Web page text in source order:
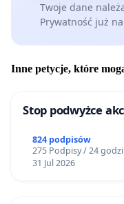
Twoje dane
Prywatność już
Inne petycje, które
Stop podwyżce
824 podpisów
275 Podpisy / 24
31 Jul 2026